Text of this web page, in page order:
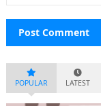
POPULAR LATEST